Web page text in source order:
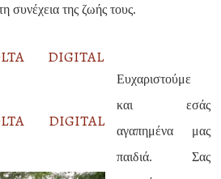
συνέχεια της ζωής τους.
Ευχαριστούμε
και εσάς
αγαπημένα μας
παιδιά. Σας